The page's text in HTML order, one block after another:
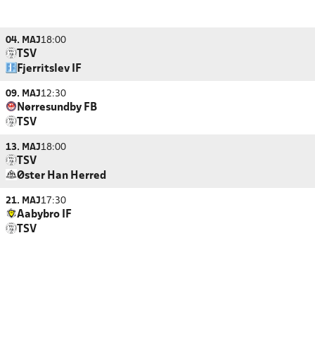
04. MAJ18:00
TSV
Fjerritslev IF
09. MAJ12:30
Nørresundby FB
TSV
13. MAJ18:00
TSV
Øster Han Herred
21. MAJ17:30
Aabybro IF
TSV